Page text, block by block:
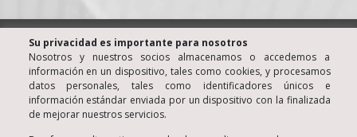
® KINE Centro de Terapia Familiar y de Pareja • Barcelona
(España)
Luis Santiago Almazán • Psicólogo Colegiado nº 806
© Copyright 2006
Aviso Legal
Su privacidad es importante para nosotros
Nosotros y nuestros socios almacenamos o accedemos a
información en un dispositivo, tales como cookies, y procesamos
datos personales, tales como identificadores únicos e
información estándar enviada por un dispositivo con la finalizada
de mejorar nuestros servicios.